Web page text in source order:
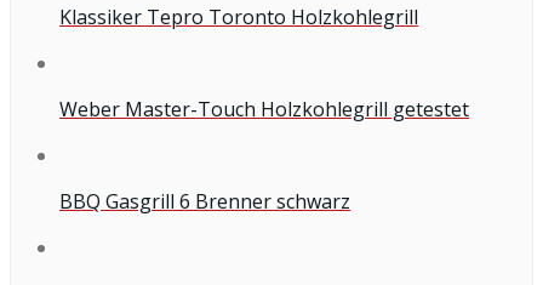
Klassiker Tepro Toronto Holzkohlegrill
Weber Master-Touch Holzkohlegrill getestet
BBQ Gasgrill 6 Brenner schwarz